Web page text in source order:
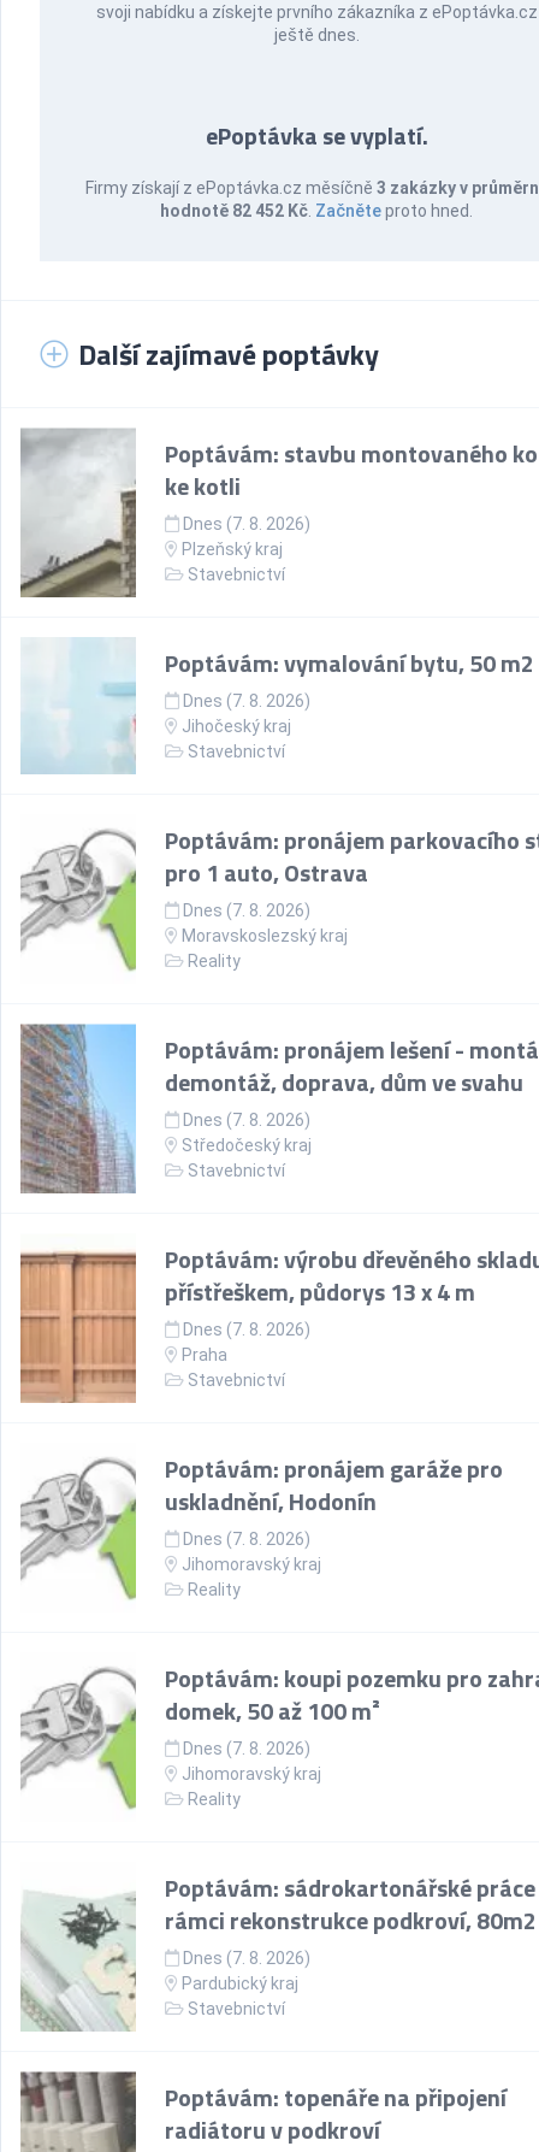
svoji nabídku a získejte prvního zákazníka z ePoptávka.cz
ještě dnes.
ePoptávka se vyplatí.
Firmy získají z ePoptávka.cz měsíčně 3 zakázky v
hodnotě 82 452 Kč Začněteproto hned.
Další zajímavé poptávky
Poptávám: stavbu montovaného
ke kotli
Dnes (7. 8. 2026)
Plzeňský kraj
Stavebnictví
Poptávám: vymalování bytu, 50 m2
Dnes (7. 8. 2026)
Jihočeský kraj
Stavebnictví
Poptávám: pronájem parkovacího
pro 1 auto, Ostrava
Dnes (7. 8. 2026)
Moravskoslezský kraj
Reality
Poptávám: pronájem lešení -
demontáž, doprava, dům ve svahu
Dnes (7. 8. 2026)
Středočeský kraj
Stavebnictví
Poptávám: výrobu dřevěného
přístřeškem, půdorys 13 x 4 m
Dnes (7. 8. 2026)
Praha
Stavebnictví
Poptávám: pronájem garáže pro
uskladnění, Hodonín
Dnes (7. 8. 2026)
Jihomoravský kraj
Reality
Poptávám: koupi pozemku pro
domek, 50 až 100 m²
Dnes (7. 8. 2026)
Jihomoravský kraj
Reality
Poptávám: sádrokartonářské
rámci rekonstrukce podkroví, 80m2
Dnes (7. 8. 2026)
Pardubický kraj
Stavebnictví
Poptávám: topenáře na připojení
radiátoru v podkroví